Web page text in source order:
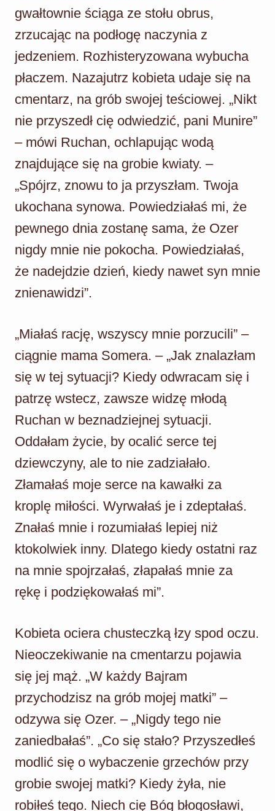
gwałtownie ściąga ze stołu obrus,
zrzucając na podłogę naczynia z
jedzeniem. Rozhisteryzowana wybucha
płaczem. Nazajutrz kobieta udaje się na
cmentarz, na grób swojej teściowej. „Nikt
nie przyszedł cię odwiedzić, pani Munire”
– mówi Ruchan, ochlapując wodą
znajdujące się na grobie kwiaty. –
„Spójrz, znowu to ja przyszłam. Twoja
ukochana synowa. Powiedziałaś mi, że
pewnego dnia zostanę sama, że Ozer
nigdy mnie nie pokocha. Powiedziałaś,
że nadejdzie dzień, kiedy nawet syn mnie
znienawidzi”.
„Miałaś rację, wszyscy mnie porzucili” –
ciągnie mama Somera. – „Jak znalazłam
się w tej sytuacji? Kiedy odwracam się i
patrzę wstecz, zawsze widzę młodą
Ruchan w beznadziejnej sytuacji.
Oddałam życie, by ocalić serce tej
dziewczyny, ale to nie zadziałało.
Złamałaś moje serce na kawałki za
kroplę miłości. Wyrwałaś je i zdeptałaś.
Znałaś mnie i rozumiałaś lepiej niż
ktokolwiek inny. Dlatego kiedy ostatni raz
na mnie spojrzałaś, złapałaś mnie za
rękę i podziękowałaś mi”.
Kobieta ociera chusteczką łzy spod oczu.
Nieoczekiwanie na cmentarzu pojawia
się jej mąż. „W każdy Bajram
przychodzisz na grób mojej matki” –
odzywa się Ozer. – „Nigdy tego nie
zaniedbałaś”. „Co się stało? Przyszedłeś
modlić się o wybaczenie grzechów przy
grobie swojej matki? Kiedy żyła, nie
robiłeś tego. Niech cię Bóg błogosławi,